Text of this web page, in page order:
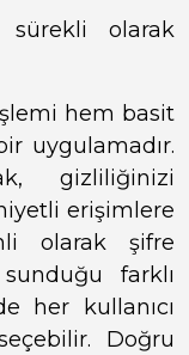
olarak
hem basit
uygulamadır.
gizliliğinizi
erişimlere
olarak şifre
farklı
her kullanıcı
Doğru